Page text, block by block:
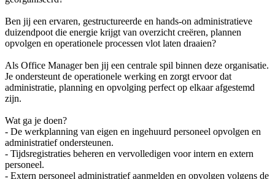
Ben jij een ervaren, gestructureerde en hands-on administratieve
duizendpoot die energie krijgt van overzicht creëren, plannen
opvolgen en operationele processen vlot laten draaien?
Als Office Manager ben jij een centrale spil binnen deze organisatie.
Je ondersteunt de operationele werking en zorgt ervoor dat
administratie, planning en opvolging perfect op elkaar afgestemd
zijn.
Wat ga je doen?
- De werkplanning van eigen en ingehuurd personeel opvolgen en
administratief ondersteunen.
- Tijdsregistraties beheren en vervolledigen voor intern en extern
personeel.
- Extern personeel administratief aanmelden en opvolgen volgens de